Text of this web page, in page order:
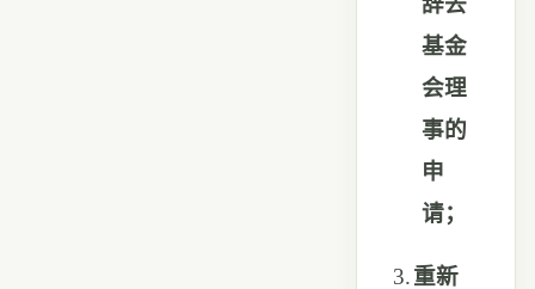
基金
会理
事的
申
请；
3.重新